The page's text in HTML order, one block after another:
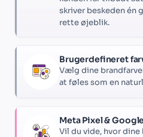
skriver beskeden én
rette øjeblik.
Brugerdefineret
Vælg dine
at føles som en
Meta Pixel &
Vil du vide, hvor